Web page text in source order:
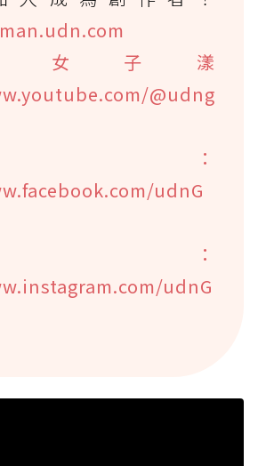
女子漾
@udng
：
udnG
：
udnG